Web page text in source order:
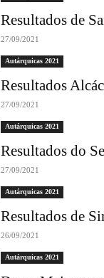
Resultados de
27/09/2021
Autárquicas 2021
Resultados
27/09/2021
Autárquicas 2021
Resultados do
27/09/2021
Autárquicas 2021
Resultados de
26/09/2021
Autárquicas 2021